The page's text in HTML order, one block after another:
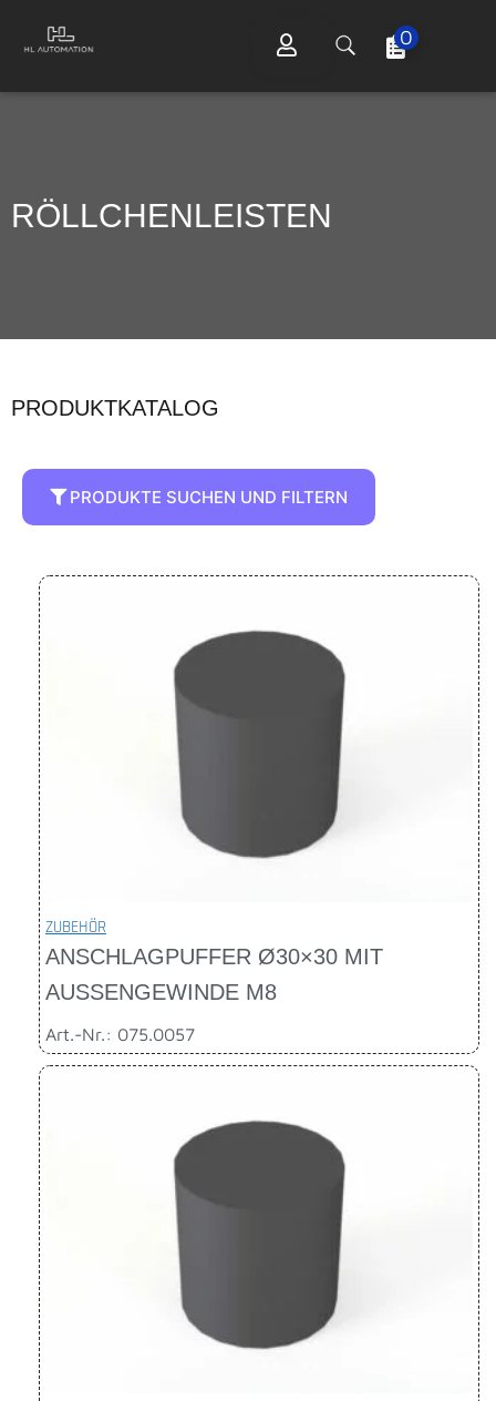
0
RÖLLCHENLEISTEN
PRODUKTKATALOG
PRODUKTE SUCHEN UND FILTERN
ZUBEHÖR
ANSCHLAGPUFFER Ø30×30 MIT
AUSSENGEWINDE M8
Art.-Nr.: 075.0057